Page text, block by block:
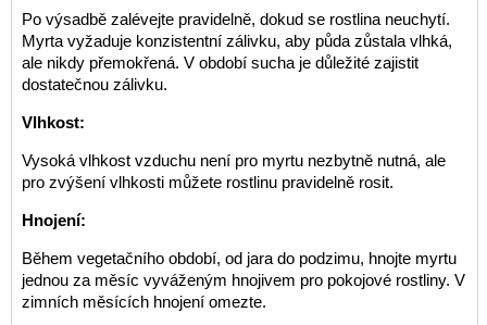
Po výsadbě zalévejte pravidelně, dokud se rostlina neuchytí.
Myrta vyžaduje konzistentní zálivku, aby půda zůstala vlhká,
ale nikdy přemokřená. V období sucha je důležité zajistit
dostatečnou zálivku.
Vlhkost:
Vysoká vlhkost vzduchu není pro myrtu nezbytně nutná, ale
pro zvýšení vlhkosti můžete rostlinu pravidelně rosit.
Hnojení:
Během vegetačního období, od jara do podzimu, hnojte myrtu
jednou za měsíc vyváženým hnojivem pro pokojové rostliny. V
zimních měsících hnojení omezte.